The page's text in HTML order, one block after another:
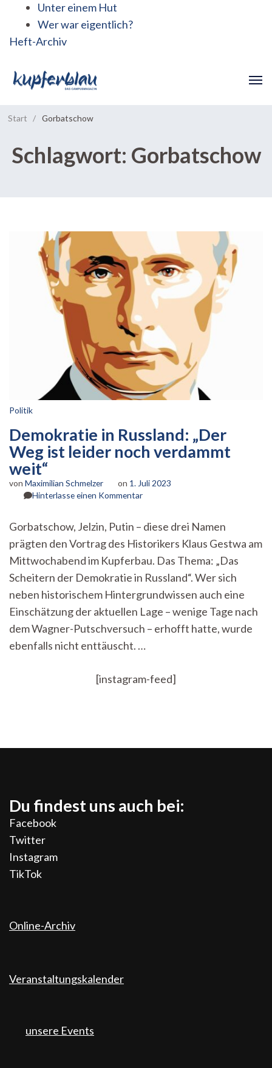
Unter einem Hut
Wer war eigentlich?
Heft-Archiv
Start / Gorbatschow
Schlagwort: Gorbatschow
Politik
Demokratie in Russland: „Der
Weg ist leider noch verdammt
weit“
von Maximilian Schmelzer on 1. Juli 2023
Hinterlasse einen Kommentarzu
Russland:
„Der
Weg
ist
leider
noch
weit“
Gorbatschow, Jelzin, Putin – diese drei Namen
prägten den Vortrag des Historikers Klaus Gestwa am
Mittwochabend im Kupferbau. Das Thema: „Das
Scheitern der Demokratie in Russland“. Wer sich
neben historischem Hintergrundwissen auch eine
Einschätzung der aktuellen Lage – wenige Tage nach
dem Wagner-Putschversuch – erhofft hatte, wurde
ebenfalls nicht enttäuscht. …
[instagram-feed]
Du findest uns auch bei:
Facebook
Twitter
Instagram
TikTok
Online-Archiv
Veranstaltungskalender
unsere Events